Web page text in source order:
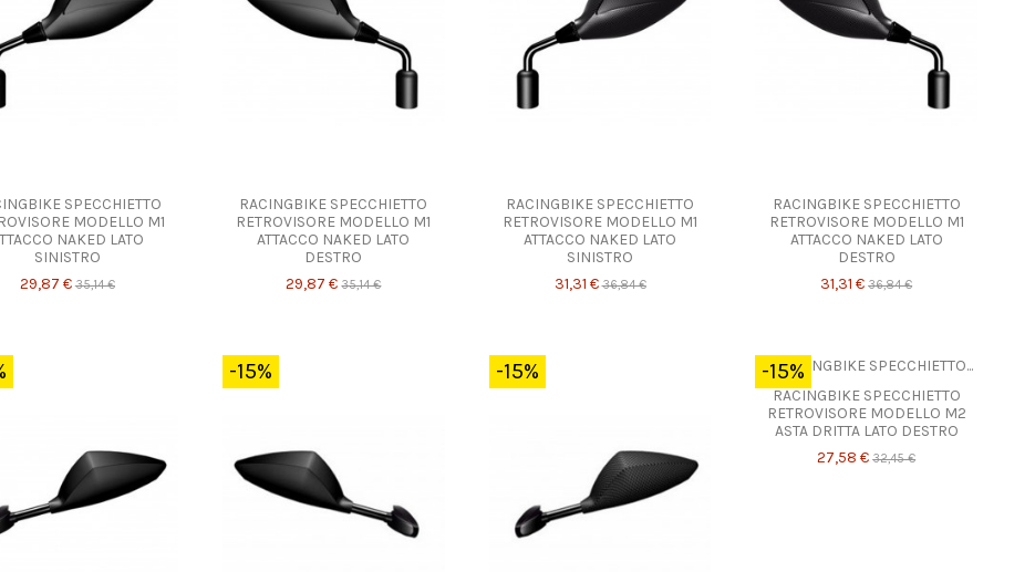
SPECCHIETTO
MODELLO M1
NAKED LATO
SINISTRO
29,87 € 35,14 €
RACINGBIKE SPECCHIETTO
RETROVISORE MODELLO M1
ATTACCO NAKED LATO
DESTRO
29,87 € 35,14 €
RACINGBIKE SPECCHIETTO
RETROVISORE MODELLO M1
ATTACCO NAKED LATO
SINISTRO
31,31 € 36,84 €
RACINGBIKE SPECCHIETTO
RETROVISORE MODELLO M1
ATTACCO NAKED LATO
DESTRO
31,31 € 36,84 €
-15% -15% -15%
RACINGBIKE SPECCHIETTO
RETROVISORE MODELLO M2
ASTA DRITTA LATO DESTRO
27,58 € 32,45 €